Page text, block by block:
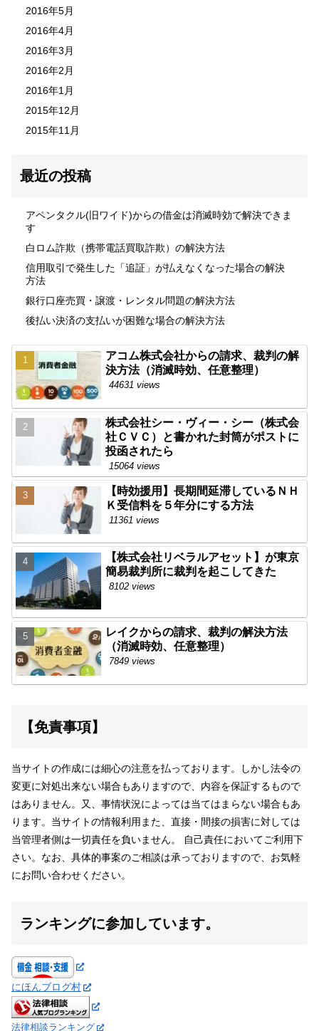
2016年5月
2016年4月
2016年3月
2016年2月
2016年1月
2015年12月
2015年11月
最近の投稿
アペンタクル(旧ワイド)からの借金は消滅時効で解決できま
す
白ロム詐欺（携帯電話買取詐欺）の解決方法
信用取引で発生した「追証」が払えなくなった場合の解決
方法
銀行口座売買・譲渡・レンタル問題の解決方法
後払い決済の支払いが困難な場合の解決方法
アコム株式会社からの請求、裁判の解
決方法（消滅時効、任意整理）
44631 views
株式会社シー・ヴィー・シー（株式会
社ＣＶＣ）と書かれた封筒がポストに
投函されたら
15064 views
【時効援用】長期間延滞しているＮＨ
Ｋ受信料を５年分にする方法
11361 views
【株式会社リベラルアセット】が東京
簡易裁判所に裁判を起こしてきた
8102 views
レイクからの請求、裁判の解決方法
（消滅時効、任意整理）
7849 views
【免責事項】
当サイトの作成には細心の注意を払っております。しかし法令の
変更に対処出来ない場合もありますので、内容を保証するもので
はありません。又、事情状況によっては当てはまらない場合もあ
ります。当サイトの情報利用また、直接・間接の損害に対しては
当管理者側は一切責任を負いません。 自己責任においてご利用下
さい。なお、具体的事案のご相談は承っておりますので、お気軽
にお問い合わせください。
ランキングに参加しています。
にほんブログ村
法律相談ランキング